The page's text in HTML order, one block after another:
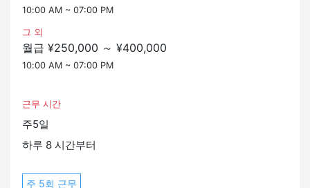
10:00 AM ~ 07:00 PM
그 외
월급 ¥250,000 ～ ¥400,000
10:00 AM ~ 07:00 PM
근무 시간
주5일
하루 8 시간부터
주 5회 근무